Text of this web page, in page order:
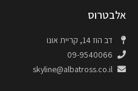
אלבטרוס
דב הוז 14, קריית אונו
09-9540066
skyline@albatross.co.il